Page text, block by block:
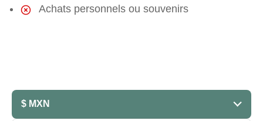
Achats personnels ou souvenirs
$ MXN